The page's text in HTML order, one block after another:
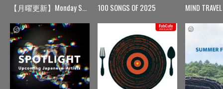
【月曜更新】Monday Spin 100 SONGS OF 2025 MIND TRAVEL